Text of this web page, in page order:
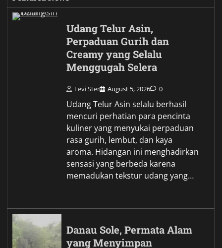
Udang Telur Asin,
Perpaduan Gurih dan
Creamy yang Selalu
Menggugah Selera
Levi Ster August 5, 2026 0
Udang Telur Asin selalu berhasil
mencuri perhatian para pencinta
kuliner yang menyukai perpaduan
rasa gurih, lembut, dan kaya
aroma. Hidangan ini menghadirkan
sensasi yang berbeda karena
memadukan tekstur udang yang…
Danau Sole, Permata Alam
yang Menyimpan